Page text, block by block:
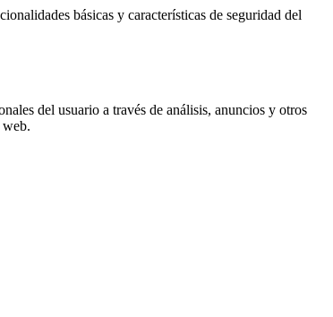
básicas y características de seguridad del
del usuario a través de análisis, anuncios y otros
web.